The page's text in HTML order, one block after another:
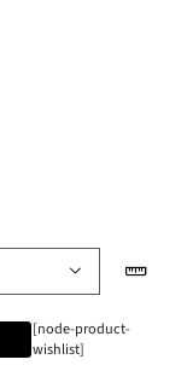
[node-product-
wishlist]